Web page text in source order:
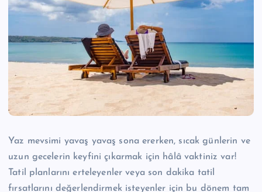
Yaz mevsimi yavaş yavaş sona ererken, sıcak günlerin ve
uzun gecelerin keyfini çıkarmak için hâlâ vaktiniz var!
Tatil planlarını erteleyenler veya son dakika tatil
fırsatlarını değerlendirmek isteyenler için bu dönem tam